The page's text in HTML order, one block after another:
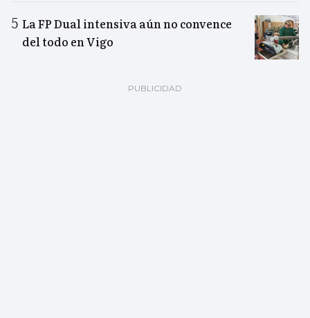
La FP Dual intensiva aún no convence
del todo en Vigo